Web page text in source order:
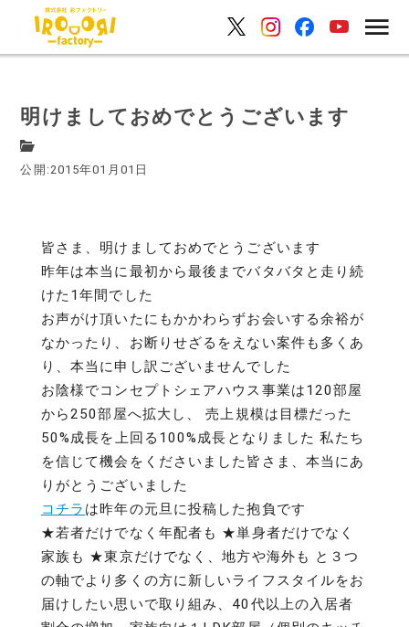
明けましておめでとうございます
公開:2015年01月01日
皆さま、明けましておめでとうございます
昨年は本当に最初から最後までバタバタと走り続
けた1年間でした
お声がけ頂いたにもかかわらずお会いする余裕が
なかったり、お断りせざるをえない案件も多くあ
り、本当に申し訳ございませんでした
お陰様でコンセプトシェアハウス事業は120部屋
から250部屋へ拡大し、 売上規模は目標だった
50%成長を上回る100%成長となりました 私たち
を信じて機会をくださいました皆さま、本当にあ
りがとうございました
コチラ は昨年の元旦に投稿した抱負です
★若者だけでなく年配者も ★単身者だけでなく
家族も ★東京だけでなく、地方や海外も と３つ
の軸でより多くの方に新しいライフスタイルをお
届けしたい思いで取り組み、40代以上の入居者